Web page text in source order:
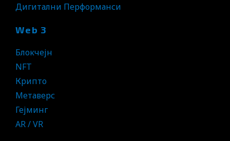
Дигитални Перформанси
Web 3
Блокчејн
NFT
Крипто
Метаверс
Гејминг
AR / VR